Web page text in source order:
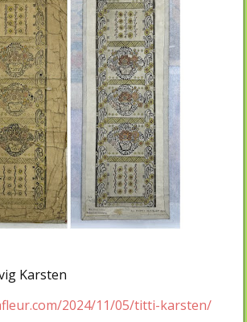
Karsten
2024/11/05/titti-karsten/